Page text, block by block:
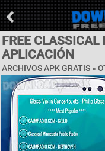
FREE
APLICACIÓN
ARCHIVOS APK GRATIS »